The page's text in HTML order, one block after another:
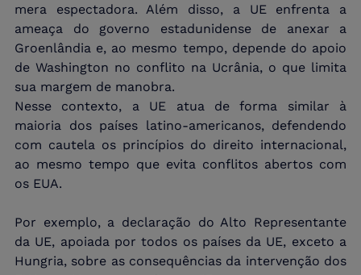
mera espectadora. Além disso, a UE enfrenta a
ameaça do governo estadunidense de anexar a
Groenlândia e, ao mesmo tempo, depende do apoio
de Washington no conflito na Ucrânia, o que limita
sua margem de manobra.
Nesse contexto, a UE atua de forma similar à
maioria dos países latino-americanos, defendendo
com cautela os princípios do direito internacional,
ao mesmo tempo que evita conflitos abertos com
os EUA.
Por exemplo, a declaração do Alto Representante
da UE, apoiada por todos os países da UE, exceto a
Hungria, sobre as consequências da intervenção dos